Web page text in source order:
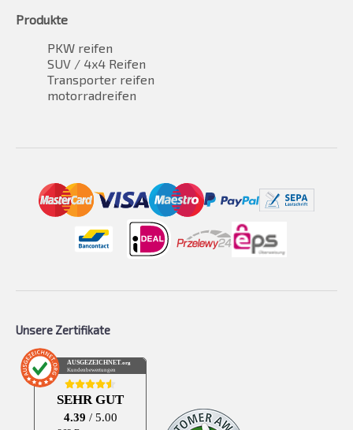
Produkte
PKW reifen
SUV / 4x4 Reifen
Transporter reifen
motorradreifen
Unsere Zertifikate
AUSGEZEICHNET .org
Kundenbewertungen
SEHR GUT
4.39 / 5.00